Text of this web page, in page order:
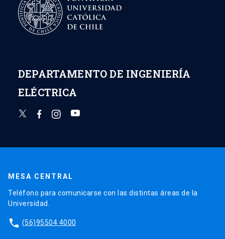
DEPARTAMENTO DE INGENIERÍA
ELÉCTRICA
MESA CENTRAL
Teléfono para comunicarse con las distintas áreas de la
Universidad.
phone (56)95504 4000